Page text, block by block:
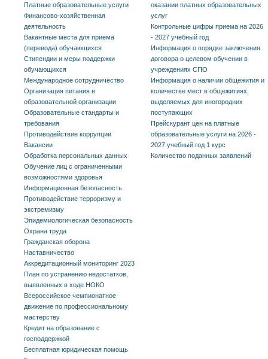
Платные образовательные услуги
Финансово-хозяйственная
деятельность
Вакантные места для приема
(перевода) обучающихся
Стипендии и меры поддержки
обучающихся
Международное сотрудничество
Организация питания в
образовательной организации
Образовательные стандарты и
требования
Противодействие коррупции
Вакансии
Обработка персональных данных
Обучение лиц с ограниченными
возможностями здоровья
Информационная безопасность
Противодействие терроризму и
экстремизму
Эпидемиологическая безопасность
Охрана труда
Гражданская оборона
Наставничество
Аккредитационный мониторинг 2023
План по устранению недостатков,
выявленных в ходе НОКО
Всероссийское чемпионатное
движение по профессиональному
мастерству
Кредит на образование с
господдержкой
Бесплатная юридическая помощь
оказании платных образовательных
услуг
Контрольные цифры приема на 2026
- 2027 учебный год
Информация о порядке заключения
договора о целевом обучении в
учреждениях СПО
Информация о наличии общежития и
количестве мест в общежитиях,
выделяемых для иногородних
поступающих
Прейскурант цен на платные
образовательные услуги на 2026 -
2027 учебный год 1 курс
Количество поданных заявлений